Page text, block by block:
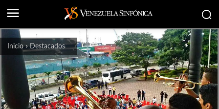
Inicio Destacados